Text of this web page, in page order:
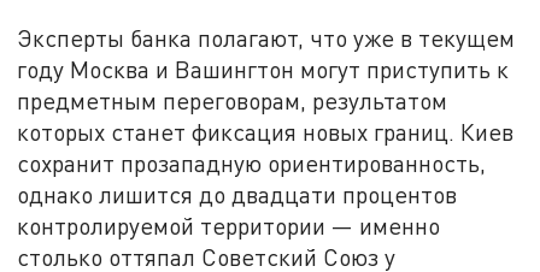
Эксперты банка полагают, что уже в текущем
году Москва и Вашингтон могут приступить к
предметным переговорам, результатом
которых станет фиксация новых границ. Киев
сохранит прозападную ориентированность,
однако лишится до двадцати процентов
контролируемой территории — именно
столько оттяпал Советский Союз у